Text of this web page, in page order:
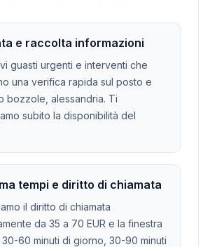
e raccolta informazioni
guasti urgenti e interventi che
una verifica rapida sul posto e
bozzole, alessandria. Ti
subito la disponibilità del
tempi e diritto di chiamata
il diritto di chiamata
da 35 a 70 EUR e la finestra
60 minuti di giorno, 30-90 minuti